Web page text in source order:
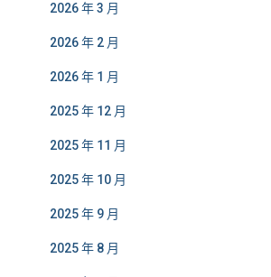
2026 年 3 月
2026 年 2 月
2026 年 1 月
2025 年 12 月
2025 年 11 月
2025 年 10 月
2025 年 9 月
2025 年 8 月